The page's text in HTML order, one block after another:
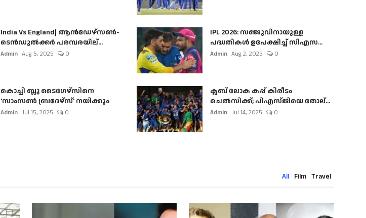
India Vs England| ആൻഡേഴ്സൺ-
ടെൻഡുല്‍ക്കർ പരമ്പരയില്...
Admin Aug 5, 2025 0
IPL 2026: സഞ്ജുവിനായുള്ള
പദ്ധതികൾ ഉപേക്ഷിച്ച് സിഎസ...
Admin Aug 2, 2025 0
കൊച്ചി ബ്ലൂ ടൈഗേഴ്സിനെ
'സാംസൺ ബ്രദേഴ്സ്' നയിക്കും
Admin Jul 15, 2025 0
ക്ലബ് ലോക കപ്പ് കിരീടം
ചെല്‍സിക്ക്; പിഎസ്ജിയെ തോല്...
Admin Jul 14, 2025 0
All Film Travel